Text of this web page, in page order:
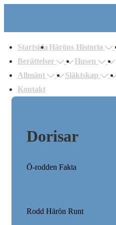
huvudinnehåll
Startsida Häröns Historia
Berättelser
Husen
Allmänt
Släktskap
Kontakt
Dorisar
Ö-rodden Fakta
Rodd Härön Runt